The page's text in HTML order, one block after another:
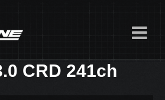
CRD 241ch